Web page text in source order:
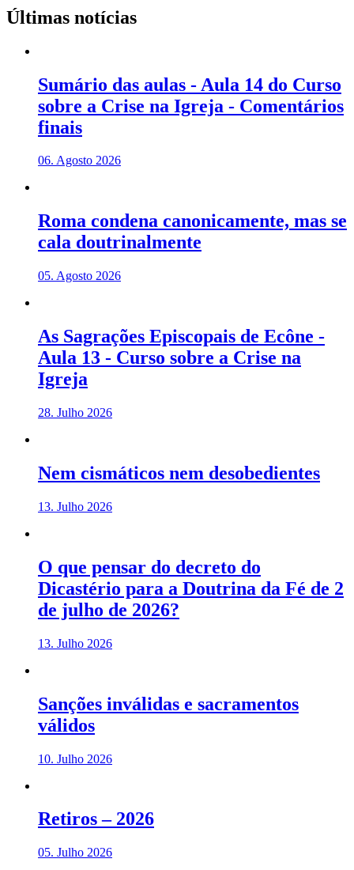
Últimas notícias
Sumário das aulas - Aula 14 do Curso
sobre a Crise na Igreja - Comentários
finais
06. Agosto 2026
Roma condena canonicamente, mas se
cala doutrinalmente
05. Agosto 2026
As Sagrações Episcopais de Ecône -
Aula 13 - Curso sobre a Crise na
Igreja
28. Julho 2026
Nem cismáticos nem desobedientes
13. Julho 2026
O que pensar do decreto do
Dicastério para a Doutrina da Fé de 2
de julho de 2026?
13. Julho 2026
Sanções inválidas e sacramentos
válidos
10. Julho 2026
Retiros – 2026
05. Julho 2026